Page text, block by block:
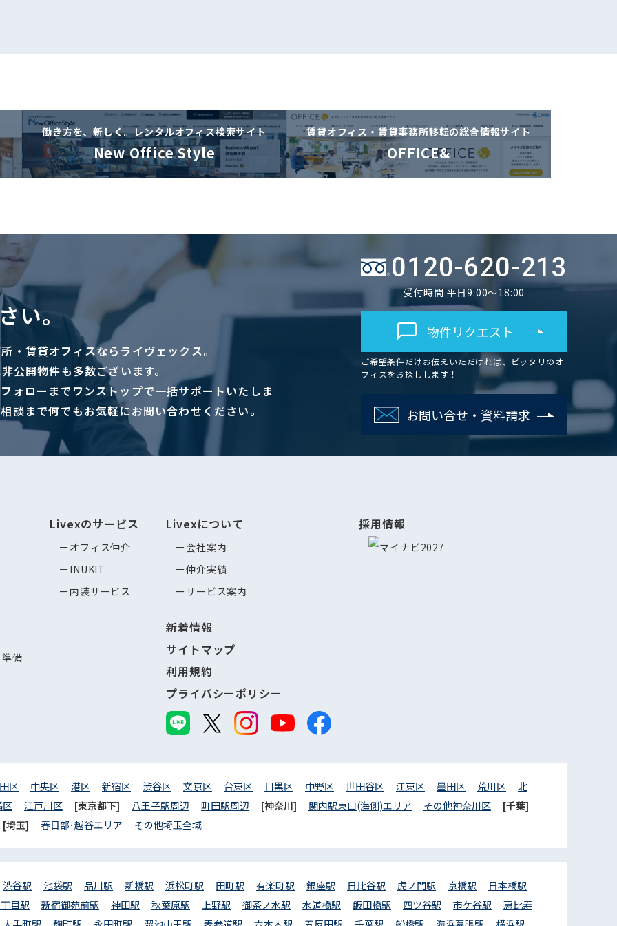
働き方を、新しく。レンタルオフィス検索サイト
New Office Style
賃貸オフィス・賃貸事務所移転の総合情報サイト
OFFICE&
い。
・賃貸オフィスならライヴェックス。
公開物件も多数ございます。
ォローまでワンストップで一括サポートいたしま
談まで何でもお気軽にお問い合わせください。
0120-620-213
受付時間 平日9:00～18:00
物件リクエスト
ご希望条件だけお伝えいただければ、ピッタリのオ
フィスをお探しします！
お問い合せ・資料請求
備
Livexのサービス
オフィス仲介
INUKIT
内装サービス
Livexについて
会社案内
仲介実績
サービス案内
新着情報
サイトマップ
利用規約
プライバシーポリシー
採用情報
区 中央区 港区 新宿区 渋谷区 文京区 台東区 目黒区 中野区 世田谷区 江東区 墨田区 荒川区
北
区
江戸川区 [東京都下] 八王子駅周辺 町田駅周辺 [神奈川] 関内駅東口(海側)エリア その他神奈川区
[千葉]
[埼玉] 春日部･越谷エリア その他埼玉全域
渋谷駅 池袋駅 品川駅 新橋駅 浜松町駅 田町駅 有楽町駅 銀座駅 日比谷駅 虎ノ門駅 京橋駅
日本橋駅
目駅
新宿御苑前駅 神田駅 秋葉原駅 上野駅 御茶ノ水駅 水道橋駅 飯田橋駅 四ツ谷駅 市ケ谷駅
恵比寿